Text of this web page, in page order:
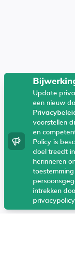
Update
een nieuw
voorstellen
en
Policy is
doel treedt
herinneren
intrekken
Beelance
Analytics en
ervaring en
Deze
optimaal
informatie